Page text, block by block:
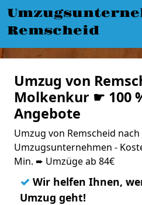
Remscheid
Umzug von
Molkenkur ☛ 100
Angebote
Umzug von Remscheid
Umzugsunternehmen -
Min. ➨ Umzüge ab 84€
✓ Wir helfen Ihnen,
Umzug geht!